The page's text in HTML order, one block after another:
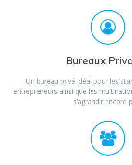
Bureaux
Un bureau privé idéal pour les
entrepreneurs ainsi que les
s’agrandir encore